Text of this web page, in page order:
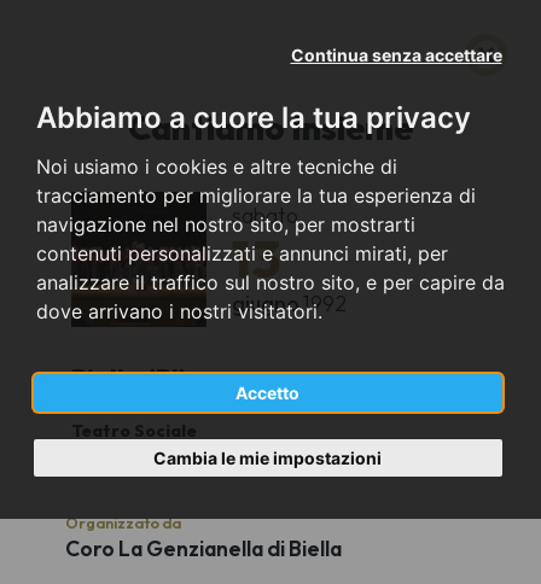
Abbiamo a cuore la tua privacy
Noi usiamo i cookies e altre tecniche di
tracciamento per migliorare la tua esperienza di
navigazione nel nostro sito, per mostrarti
contenuti personalizzati e annunci mirati, per
analizzare il traffico sul nostro sito, e per capire da
dove arrivano i nostri visitatori.
Accetto
Continua senza accettare
Cambia le mie impostazioni
Cantiamo Insieme
sabato
13
giugno1992
Biella (BI)
Teatro Sociale
Organizzato da
Coro La Genzianella di Biella